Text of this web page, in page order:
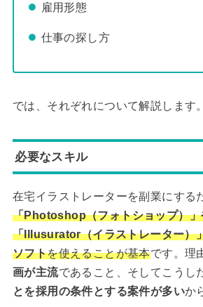
雇用形態
仕事の探し方
では、それぞれについて解説します。
必要なスキル
在宅イラストレーターを副業にする
「Photoshop（フォトショップ）」
「Illusurator（イラストレーター）
ソフトを使えることが基本です。理
画が主流であること、そしてこうし
とを採用の条件とする案件が多いか